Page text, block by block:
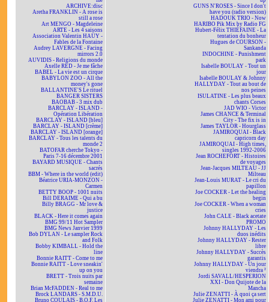
ARCHIVE:disc
Aretha FRANKLIN - A rose is
still a rose
Art MENGO - Magdeleine
ARTE - Les 4 saisons
Association Valentin HAÜY -
Fables de la Fontaine
Audrey LAVERGNE - Facing
mirrors 2.0
AUVIDIS - Religions du monde
Axelle RED - Je me fâche
BABEL - La vie est un cirque
BABYLON ZOO - All the
money's gone
BALLANTINE'S Le rituel
BANGER SISTERS
BAOBAB - 3 mix dub
BARCLAY - ISLAND -
Opération Libération
BARCLAY - ISLAND [bleu]
BARCLAY - ISLAND [crème]
BARCLAY - ISLAND [orange]
BARCLAY - Tous les talents du
monde 2
BATOFAR cherche Tokyo -
Paris 7-16 décembre 2001
BAYARD MUSIQUE - Chants
sacrés
BBM - Where in the world (edit)
Béatrice URIA-MONZON -
Carmen
BETTY BOOP - 1001 nuits
Bill DERAIME - Qui a bu
Billy BRAGG - Mr love &
justice
BLACK - Here it comes again
BMG 99/11 Hot Sampler
BMG News Janvier 1999
Bob DYLAN - Le sampler Rock
and Folk
Bobby KIMBALL - Hold the
line
Bonnie RAITT - Come to me
Bonnie RAITT - Love sneakin'
up on you
BRETT - Trois nuits par
semaine
Brian McFADDEN - Real to me
Brock LANDARS - S.M.D.U.
Bruno COULAIS - B.O.F. Les
GUNS N'ROSES - Since I don't
have you (radio version)
HADOUK TRIO - Now
HARIBO Pik Mix by Radio FG
Hubert-Félix THIÉFAINE - La
tentation du bonheur
Hugues de COURSON -
Sankanda
INDOCHINE - Punishment
park
Isabelle BOULAY - Tout un
jour
Isabelle BOULAY & Johnny
HALLYDAY - Tout au bout de
nos peines
ISULATINE - Les plus beaux
chants Corses
JAD WIO - Victor
James CHANCE & Terminal
City - The fix is in
James TAYLOR - Hourglass
JAMIROQUAI - Black
capricorn day
JAMIROQUAI - High times,
singles 1992-2006
Jean ROCHEFORT - Histoires
de voyages
Jean-Jacques MILTEAU - JJ
Milteau
Jean-Louis MURAT - Le cri du
papillon
Joe COCKER - Let the healing
begin
Joe COCKER - When a woman
cries
John CALE - Black acetate
PROMO
Johnny HALLYDAY - Les
duos inédits
Johnny HALLYDAY - Rester
libre
Johnny HALLYDAY - Succès
garantis
Johnny HALLYDAY - Un jour
viendra ²
Jordi SAVALL/HESPERION
XXI - Don Quijote de la
Mancha
Julie ZENATTI - À quoi ça sert
Julie ZENATTI - Mon ami pour